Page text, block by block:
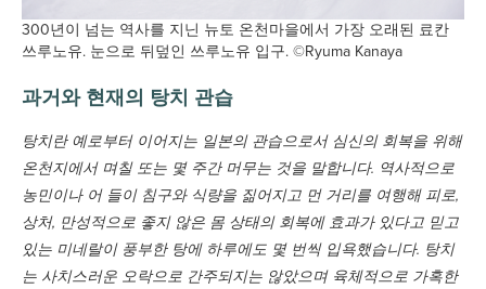
300년이 넘는 역사를 지닌 뉴토 온천마을에서 가장 오래된 료칸
쓰루노유. 눈으로 뒤덮인 쓰루노유 입구. ©Ryuma Kanaya
과거와 현재의 탕치 관습
탕치란 예로부터 이어지는 일본의 관습으로서 심신의 회복을 위해
온천지에서 며칠 또는 몇 주간 머무는 것을 말합니다. 역사적으로
농민이나 어 들이 침구와 식량을 짊어지고 먼 거리를 여행해 피로,
상처, 만성적으로 좋지 않은 몸 상태의 회복에 효과가 있다고 믿고
있는 미네랄이 풍부한 탕에 하루에도 몇 번씩 입욕했습니다. 탕치
는 사치스러운 오락으로 간주되지는 않았으며 육체적으로 가혹한